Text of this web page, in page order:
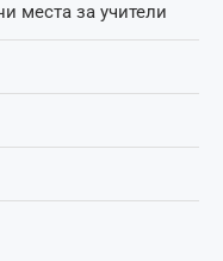
места за учители